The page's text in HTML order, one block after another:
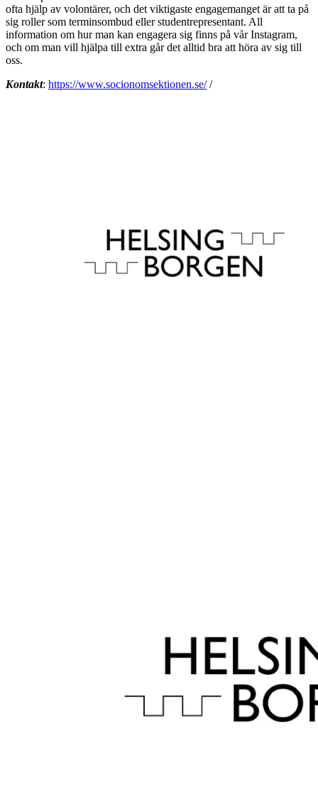
ofta hjälp av volontärer, och det viktigaste engagemanget är att ta på
sig roller som terminsombud eller studentrepresentant. All
information om hur man kan engagera sig finns på vår Instagram,
och om man vill hjälpa till extra går det alltid bra att höra av sig till
oss.
Kontakt: https://www.socionomsektionen.se//